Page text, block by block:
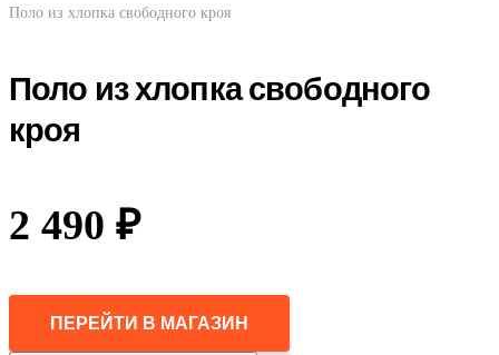
Поло из хлопка свободного кроя
Поло из хлопка свободного
кроя
2 490 ₽
ПЕРЕЙТИ В МАГАЗИН